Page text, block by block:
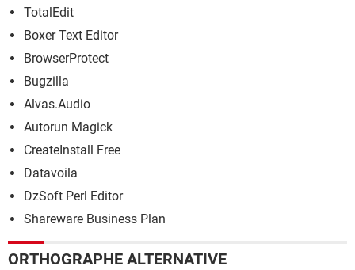
TotalEdit
Boxer Text Editor
BrowserProtect
Bugzilla
Alvas.Audio
Autorun Magick
CreateInstall Free
Datavoila
DzSoft Perl Editor
Shareware Business Plan
ORTHOGRAPHE ALTERNATIVE